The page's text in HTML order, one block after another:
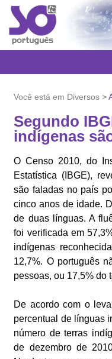
Você está em Diversos >
Segundo
indígenas
O Censo 2010, do
Estatística (IBGE),
são faladas no país
cinco anos de idade.
de duas línguas. A
foi verificada em
indígenas
12,7%. O português
pessoas, ou 17,5% do
De acordo com o
percentual de línguas
número de terras
de dezembro de